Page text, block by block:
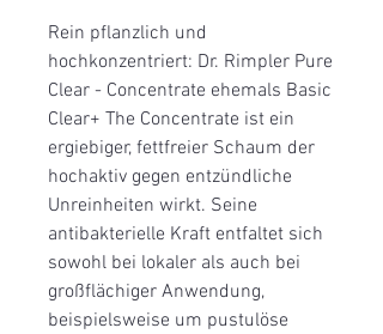
Rein pflanzlich und
hochkonzentriert: Dr. Rimpler Pure
Clear - Concentrate ehemals Basic
Clear+ The Concentrate ist ein
ergiebiger, fettfreier Schaum der
hochaktiv gegen entzündliche
Unreinheiten wirkt. Seine
antibakterielle Kraft entfaltet sich
sowohl bei lokaler als auch bei
großflächiger Anwendung,
beispielsweise um pustulöse